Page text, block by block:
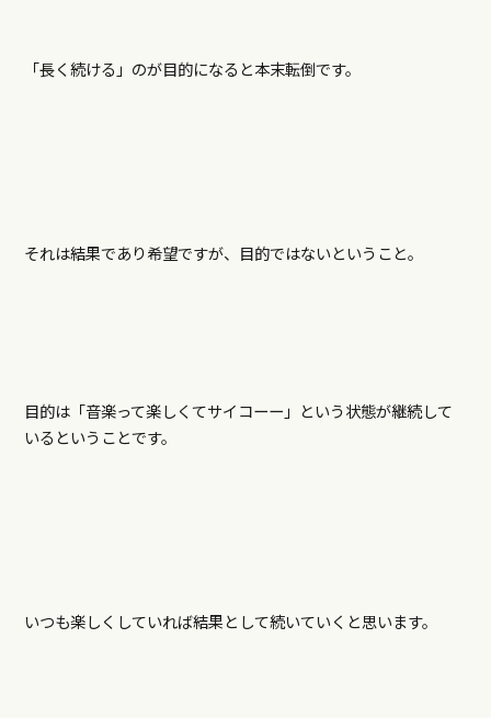
「長く続ける」のが目的になると本末転倒です。
それは結果であり希望ですが、目的ではないということ。
目的は「音楽って楽しくてサイコーー」という状態が継続して
いるということです。
いつも楽しくしていれば結果として続いていくと思います。